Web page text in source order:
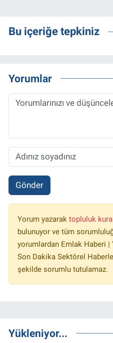
Bu içeriğe tepkiniz
Yorumlar
Gönder
Yorum yazarak topluluk
bulunuyor ve tüm
yorumlardan Emlak Haberi |
Son Dakika Sektörel
şekilde sorumlu tutulamaz.
Yükleniyor...